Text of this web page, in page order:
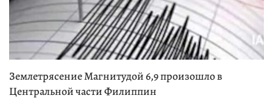
Землетрясение Магнитудой 6,9 произошло в
Центральной части Филиппин